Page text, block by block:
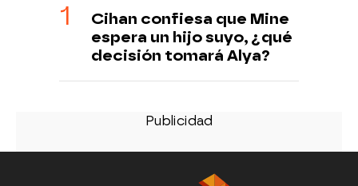
Cihan confiesa que Mine
espera un hijo suyo, ¿qué
decisión tomará Alya?